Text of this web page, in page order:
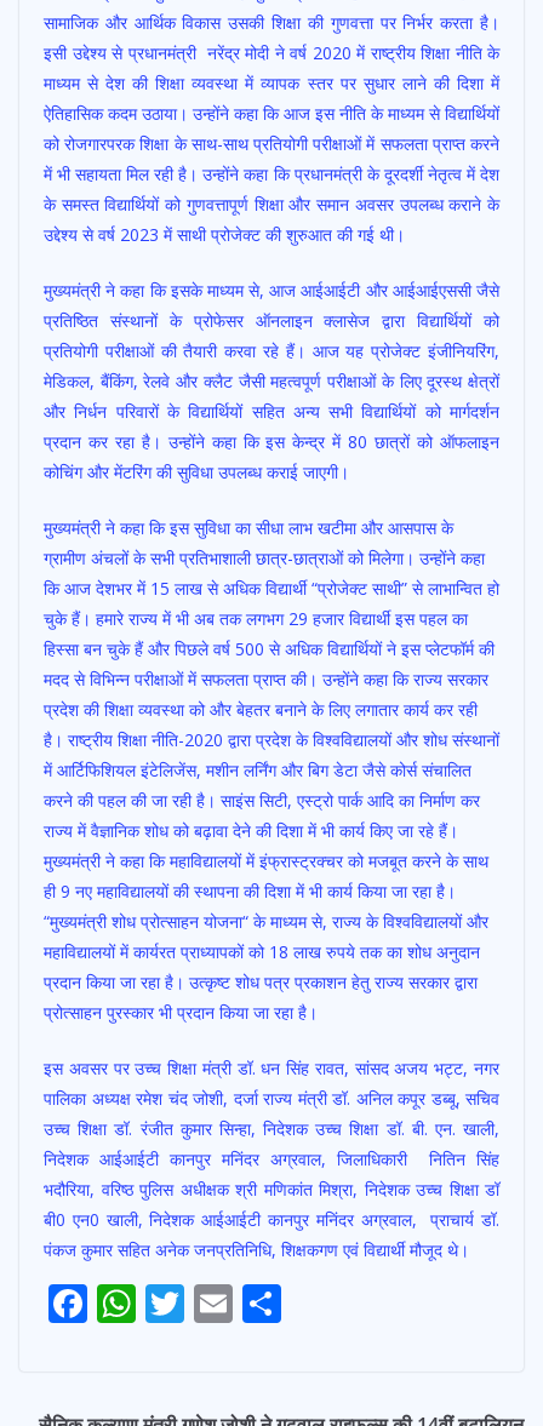
o
o
k
A
p
p
सामाजिक और आर्थिक विकास उसकी शिक्षा की गुणवत्ता पर निर्भर करता है।
इसी उद्देश्य से प्रधानमंत्री नरेंद्र मोदी ने वर्ष 2020 में राष्ट्रीय शिक्षा नीति के
माध्यम से देश की शिक्षा व्यवस्था में व्यापक स्तर पर सुधार लाने की दिशा में
ऐतिहासिक कदम उठाया। उन्होंने कहा कि आज इस नीति के माध्यम से विद्यार्थियों
को रोजगारपरक शिक्षा के साथ-साथ प्रतियोगी परीक्षाओं में सफलता प्राप्त करने
में भी सहायता मिल रही है। उन्होंने कहा कि प्रधानमंत्री के दूरदर्शी नेतृत्व में देश
के समस्त विद्यार्थियों को गुणवत्तापूर्ण शिक्षा और समान अवसर उपलब्ध कराने के
उद्देश्य से वर्ष 2023 में साथी प्रोजेक्ट की शुरुआत की गई थी।
मुख्यमंत्री ने कहा कि इसके माध्यम से, आज आईआईटी और आईआईएससी जैसे
प्रतिष्ठित संस्थानों के प्रोफेसर ऑनलाइन क्लासेज द्वारा विद्यार्थियों को
प्रतियोगी परीक्षाओं की तैयारी करवा रहे हैं। आज यह प्रोजेक्ट इंजीनियरिंग,
मेडिकल, बैंकिंग, रेलवे और क्लैट जैसी महत्वपूर्ण परीक्षाओं के लिए दूरस्थ क्षेत्रों
और निर्धन परिवारों के विद्यार्थियों सहित अन्य सभी विद्यार्थियों को मार्गदर्शन
प्रदान कर रहा है। उन्होंने कहा कि इस केन्द्र में 80 छात्रों को ऑफलाइन
कोचिंग और मेंटरिंग की सुविधा उपलब्ध कराई जाएगी।
मुख्यमंत्री ने कहा कि इस सुविधा का सीधा लाभ खटीमा और आसपास के
ग्रामीण अंचलों के सभी प्रतिभाशाली छात्र-छात्राओं को मिलेगा। उन्होंने कहा
कि आज देशभर में 15 लाख से अधिक विद्यार्थी “प्रोजेक्ट साथी” से लाभान्वित हो
चुके हैं। हमारे राज्य में भी अब तक लगभग 29 हजार विद्यार्थी इस पहल का
हिस्सा बन चुके हैं और पिछले वर्ष 500 से अधिक विद्यार्थियों ने इस प्लेटफॉर्म की
मदद से विभिन्न परीक्षाओं में सफलता प्राप्त की। उन्होंने कहा कि राज्य सरकार
प्रदेश की शिक्षा व्यवस्था को और बेहतर बनाने के लिए लगातार कार्य कर रही
है। राष्ट्रीय शिक्षा नीति-2020 द्वारा प्रदेश के विश्वविद्यालयों और शोध संस्थानों
में आर्टिफिशियल इंटेलिजेंस, मशीन लर्निंग और बिग डेटा जैसे कोर्स संचालित
करने की पहल की जा रही है। साइंस सिटी, एस्ट्रो पार्क आदि का निर्माण कर
राज्य में वैज्ञानिक शोध को बढ़ावा देने की दिशा में भी कार्य किए जा रहे हैं।
मुख्यमंत्री ने कहा कि महाविद्यालयों में इंफ्रास्ट्रक्चर को मजबूत करने के साथ
ही 9 नए महाविद्यालयों की स्थापना की दिशा में भी कार्य किया जा रहा है।
“मुख्यमंत्री शोध प्रोत्साहन योजना“ के माध्यम से, राज्य के विश्वविद्यालयों और
महाविद्यालयों में कार्यरत प्राध्यापकों को 18 लाख रुपये तक का शोध अनुदान
प्रदान किया जा रहा है। उत्कृष्ट शोध पत्र प्रकाशन हेतु राज्य सरकार द्वारा
प्रोत्साहन पुरस्कार भी प्रदान किया जा रहा है।
इस अवसर पर उच्च शिक्षा मंत्री डॉ. धन सिंह रावत, सांसद अजय भट्ट, नगर
पालिका अध्यक्ष रमेश चंद जोशी, दर्जा राज्य मंत्री डॉ. अनिल कपूर डब्बू, सचिव
उच्च शिक्षा डॉ. रंजीत कुमार सिन्हा, निदेशक उच्च शिक्षा डॉ. बी. एन. खाली,
निदेशक आईआईटी कानपुर मनिंदर अग्रवाल, जिलाधिकारी नितिन सिंह
भदौरिया, वरिष्ठ पुलिस अधीक्षक श्री मणिकांत मिश्रा, निदेशक उच्च शिक्षा डॉ
बी0 एन0 खाली, निदेशक आईआईटी कानपुर मनिंदर अग्रवाल, प्राचार्य डॉ.
पंकज कुमार सहित अनेक जनप्रतिनिधि, शिक्षकगण एवं विद्यार्थी मौजूद थे।
Post
Navigation
F W T E